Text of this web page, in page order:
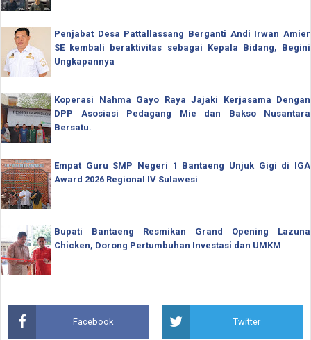
Penjabat Desa Pattallassang Berganti Andi Irwan Amier
SE kembali beraktivitas sebagai Kepala Bidang, Begini
Ungkapannya
Koperasi Nahma Gayo Raya Jajaki Kerjasama Dengan
DPP Asosiasi Pedagang Mie dan Bakso Nusantara
Bersatu.
Empat Guru SMP Negeri 1 Bantaeng Unjuk Gigi di IGA
Award 2026 Regional IV Sulawesi
Bupati Bantaeng Resmikan Grand Opening Lazuna
Chicken, Dorong Pertumbuhan Investasi dan UMKM
Facebook Twitter